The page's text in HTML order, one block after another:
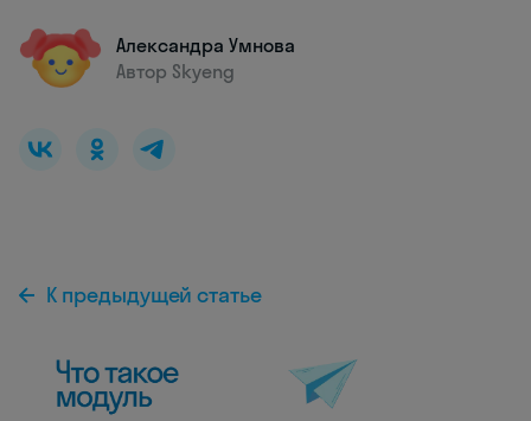
Александра Умнова
Автор Skyeng
К предыдущей статье